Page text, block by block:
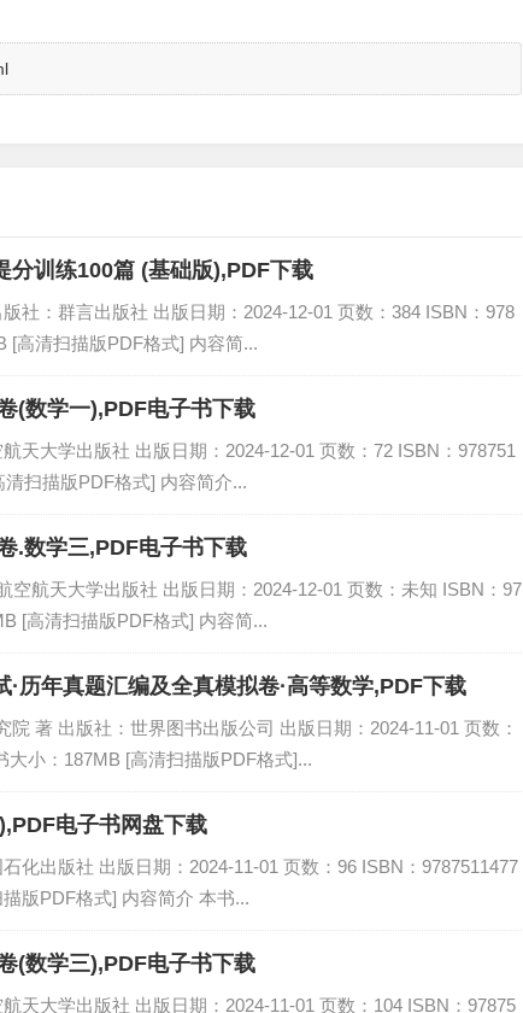
分训练100篇 (基础版),PDF下载
社：群言出版社 出版日期：2024-12-01 页数：384 ISBN：978
[高清扫描版PDF格式] 内容简...
(数学一),PDF电子书下载
天大学出版社 出版日期：2024-12-01 页数：72 ISBN：978751
扫描版PDF格式] 内容简介...
.数学三,PDF电子书下载
空航天大学出版社 出版日期：2024-12-01 页数：未知 ISBN：97
[高清扫描版PDF格式] 内容简...
历年真题汇编及全真模拟卷·高等数学,PDF下载
著 出版社：世界图书出版公司 出版日期：2024-11-01 页数：
大小：187MB [高清扫描版PDF格式]...
电子书网盘下载
化出版社 出版日期：2024-11-01 页数：96 ISBN：9787511477
版PDF格式] 内容简介 本书...
(数学三),PDF电子书下载
天大学出版社 出版日期：2024-11-01 页数：104 ISBN：97875